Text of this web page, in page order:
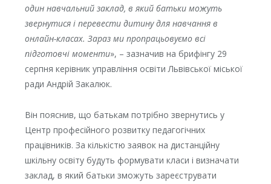
один навчальний заклад, в який батьки можуть
звернутися і перевести дитину для навчання в
онлайн-класах. Зараз ми пропрацьовуємо всі
підготовчі моменти», – зазначив на брифінгу 29
серпня керівник управління освіти Львівської міської
ради Андрій Закалюк.
Він пояснив, що батькам потрібно звернутись у
Центр професійного розвитку педагогічних
працівників. За кількістю заявок на дистанційну
шкільну освіту будуть формувати класи і визначати
заклад, в який батьки зможуть зареєструвати